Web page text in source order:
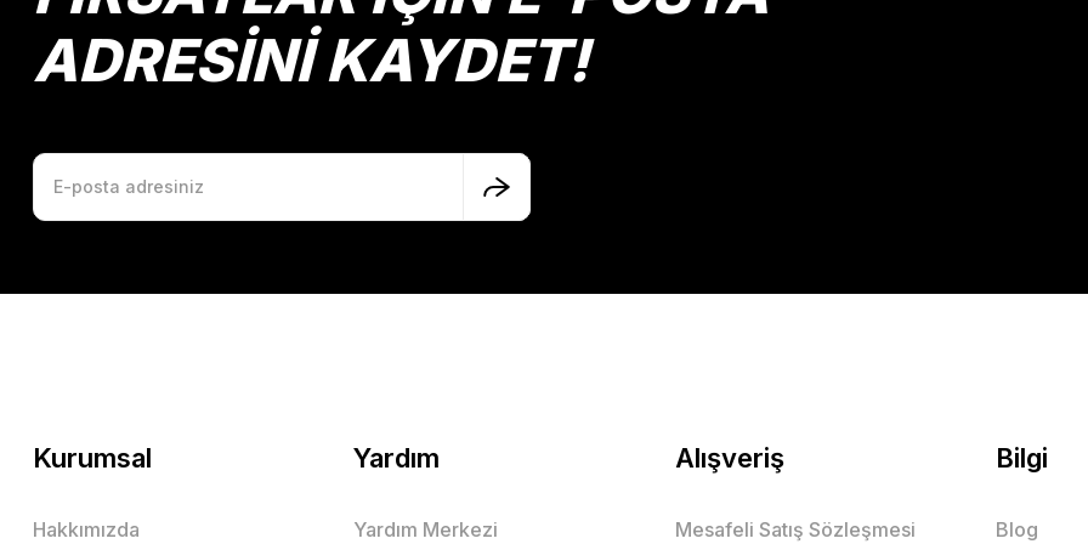
ADRESİNİ KAYDET!
Kurumsal
Hakkımızda
Yardım
Yardım Merkezi
Alışveriş
Mesafeli Satış Sözleşmesi
Bilgi
Blog